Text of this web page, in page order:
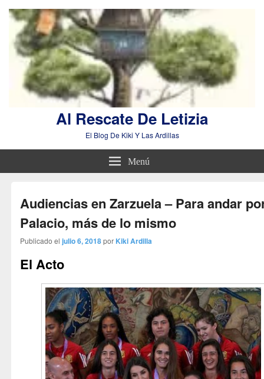
Al Rescate De Letizia
El Blog De Kiki Y Las Ardillas
Menú
Audiencias en Zarzuela – Para andar
Palacio, más de lo mismo
Publicado el julio 6, 2018por Kiki Ardilla
El Acto